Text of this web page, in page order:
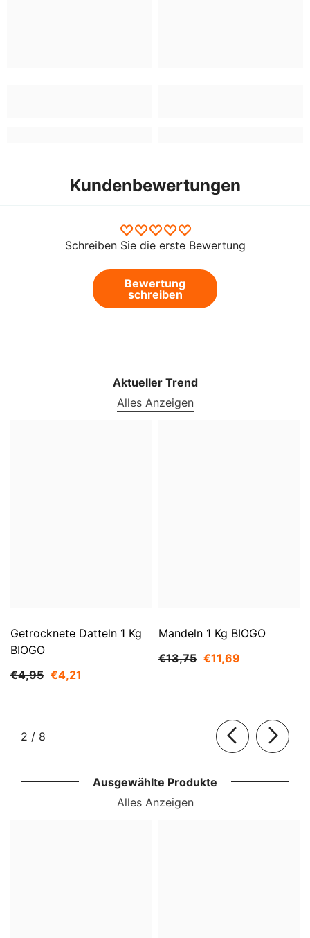
Kundenbewertungen
Schreiben Sie die erste Bewertung
Bewertung
schreiben
Aktueller Trend
Alles Anzeigen
Getrocknete Datteln 1 Kg
BIOGO
€4,95 €4,21
Mandeln 1 Kg BIOGO
€13,75 €11,69
2 / von
8
Ausgewählte Produkte
Alles Anzeigen